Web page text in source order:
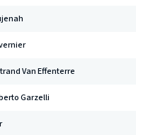
Van Effenterre
Garzelli